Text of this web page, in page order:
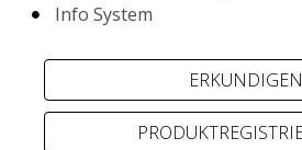
Info System